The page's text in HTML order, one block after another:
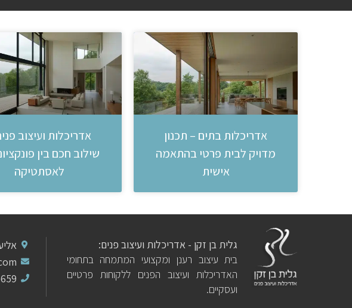
אדריכלות בתים – תכנון
מדויק לבית פרטי בהתאמה
אישית
אדריכלות ועיצוב
שילוב חכם בין
לאסתטיקה
גלית בן זקן - אדריכלות ועיצוב פנים:
בית עיצוב רענן ומקצועי המתמחה בתחומי
האדריכלות ועיצוב הפנים ללקוחות פרטיים
ועסקיים.
אליעזר